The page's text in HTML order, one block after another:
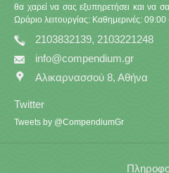
θα χαρεί να σας εξυπηρετήσει και να
Ωράριο λειτουργίας: Καθημερινές:
2103832139, 2103221248
info@compendium.gr
Αλικαρνασσού 8, Αθήνα
Twitter
Tweets by @CompendiumGr